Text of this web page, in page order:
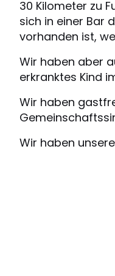
30 Kilometer zu
sich in einer Bar
vorhanden ist,
Wir haben aber
erkranktes Kind
Wir haben
Wir haben